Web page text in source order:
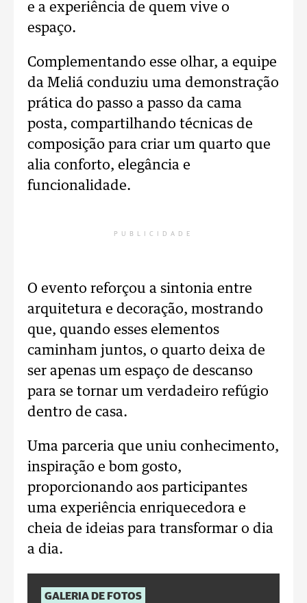
e a experiência de quem vive o
espaço.
Complementando esse olhar, a equipe
da Meliá conduziu uma demonstração
prática do passo a passo da cama
posta, compartilhando técnicas de
composição para criar um quarto que
alia conforto, elegância e
funcionalidade.
PUBLICIDADE
O evento reforçou a sintonia entre
arquitetura e decoração, mostrando
que, quando esses elementos
caminham juntos, o quarto deixa de
ser apenas um espaço de descanso
para se tornar um verdadeiro refúgio
dentro de casa.
Uma parceria que uniu conhecimento,
inspiração e bom gosto,
proporcionando aos participantes
uma experiência enriquecedora e
cheia de ideias para transformar o dia
a dia.
GALERIA DE FOTOS